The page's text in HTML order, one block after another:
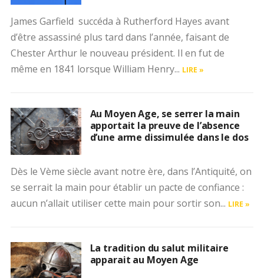
James Garfield succéda à Rutherford Hayes avant
d’être assassiné plus tard dans l’année, faisant de
Chester Arthur le nouveau président. Il en fut de
même en 1841 lorsque William Henry... LIRE »
Au Moyen Age, se serrer la main
apportait la preuve de l’absence
d’une arme dissimulée dans le dos
Dès le Vème siècle avant notre ère, dans l’Antiquité, on
se serrait la main pour établir un pacte de confiance :
aucun n’allait utiliser cette main pour sortir son... LIRE »
La tradition du salut militaire
apparait au Moyen Age